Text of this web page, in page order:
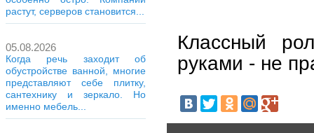
растут, серверов становится...
05.08.2026
Когда речь заходит об
обустройстве ванной, многие
представляют себе плитку,
сантехнику и зеркало. Но
именно мебель...
Классный
руками - не